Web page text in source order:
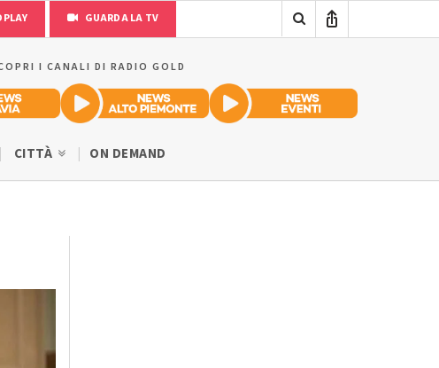
GUARDA LA TV
I CANALI DI RADIO GOLD
CITTÀ ON DEMAND